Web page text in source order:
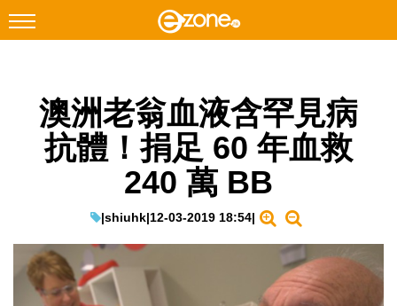
Facebook Instagram
科技焦點
教學評測
EduTech
澳洲老翁血液含罕見病
抗體！捐足 60 年血救
240 萬 BB
|shiuhk|12-03-2019 18:54|